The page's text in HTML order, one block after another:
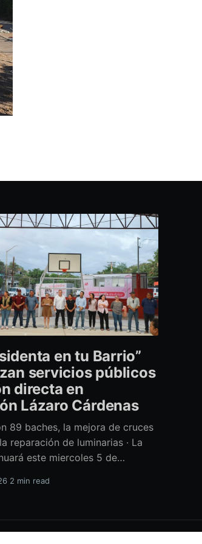
en tu Barrio”
servicios públicos
directa en
Lázaro Cárdenas
89 baches, la mejora de cruces
de luminarias · La
este miercoles 5 de
Con el retiro de
de casi 450
2 min read